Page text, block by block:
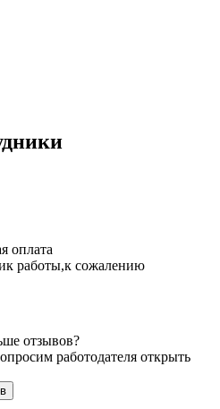
оплата
работы,к сожалению
отзывов?
работодателя открыть